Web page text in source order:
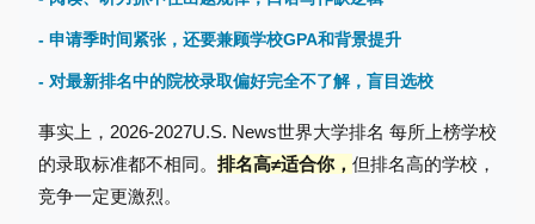
- 申请季时间紧张，还要兼顾学校GPA和背景提升
- 对最新排名中的院校录取偏好完全不了解，盲目选校
事实上，2026-2027U.S. News世界大学排名 每所上榜学校
的录取标准都不相同。 排名高≠适合你， 但排名高的学校，
竞争一定更激烈。